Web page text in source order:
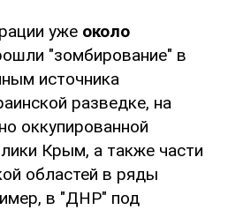
уже около
"зомбирование" в
источника
разведке, на
оккупированной
Крым, а также части
областей в ряды
в "ДНР" под